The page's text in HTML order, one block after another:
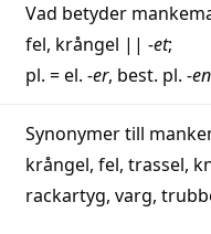
Vad betyder
fel, krångel || -et;
pl. = el. -er, best. pl. -en
Synonymer till
krångel, fel, trassel,
rackartyg, varg,